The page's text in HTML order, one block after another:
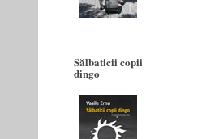
Sălbaticii copii
dingo